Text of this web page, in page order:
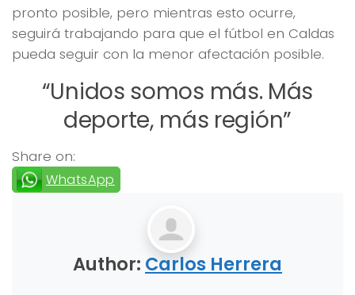
pronto posible, pero mientras esto ocurre,
seguirá trabajando para que el fútbol en Caldas
pueda seguir con la menor afectación posible.
“Unidos somos más. Más
deporte, más región”
Share on:
WhatsApp
Author: Carlos Herrera